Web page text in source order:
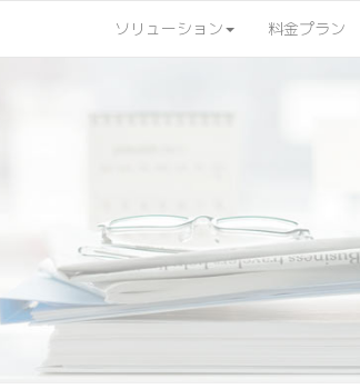
ソリューション 料金プラン